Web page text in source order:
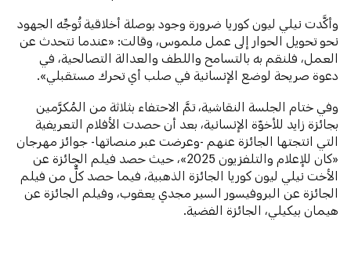
وأكَّدت نيلي ليون كوريا ضرورة وجود بوصلة أخلاقية تُوجِّه الجهود
نحو تحويل الحوار إلى عمل ملموس، وقالت: «عندما نتحدث عن
العمل، فلنقم به بالتسامح واللطف والعدالة التصالحية، في
دعوة صريحة لوضع الإنسانية في صلب أي تحرك مستقبلي».
وفي ختام الجلسة النقاشية، تمَّ الاحتفاء بثلاثة من المُكرَّمين
بجائزة زايد للأخوّة الإنسانية، بعد أن حصدت الأفلام التعريفية
التي انتجتها الجائزة عنهم -وعرضت عبر منصاتها- جوائز مهرجان
«كان للإعلام والتلفزيون 2025»، حيث حصد فيلم الجائزة عن
الأخت نيلي ليون كوريا الجائزة الذهبية، فيما حصد كلٌّ من فيلم
الجائزة عن البروفيسور السير مجدي يعقوب، وفيلم الجائزة عن
هيمان بيكيلي، الجائزة الفضية.